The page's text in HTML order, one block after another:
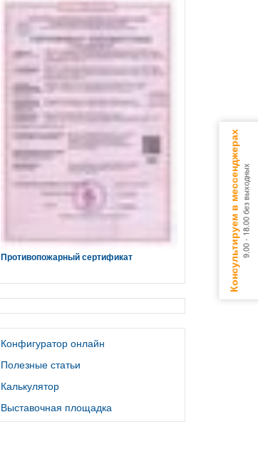
Консультируем в мессенджерах9.00 - 18.00 без выходных
Противопожарный сертификат
Конфигуратор онлайн
Полезные статьи
Калькулятор
Выставочная площадка